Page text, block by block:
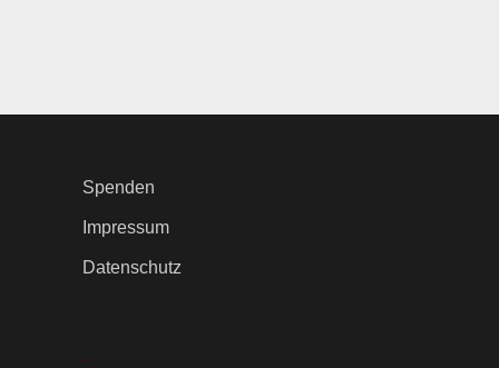
Spenden
Impressum
Datenschutz
.